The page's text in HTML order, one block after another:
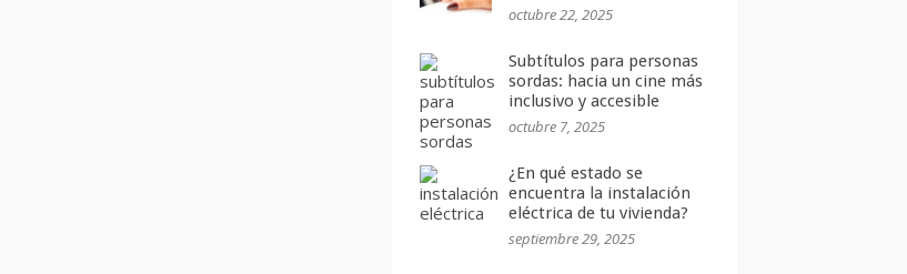
octubre 22, 2025
Subtítulos para personas
sordas: hacia un cine más
inclusivo y accesible
octubre 7, 2025
¿En qué estado se
encuentra la instalación
eléctrica de tu vivienda?
septiembre 29, 2025